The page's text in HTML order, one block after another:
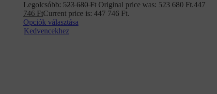
Legolcsóbb: 523 680Ft Original price was: 523 680 Ft.447
746 FtCurrent price is: 447 746 Ft.
Opciók választása
Kedvencekhez